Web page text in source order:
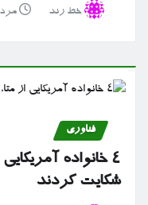
خط رند مرداد
فناوری
۴ خانواده
شکایت کردند